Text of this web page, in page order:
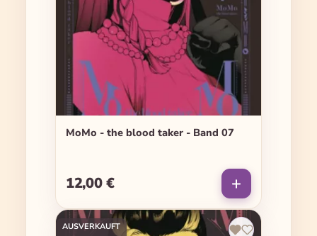
MoMo - the blood taker - Band 07
Regulärer Preis:
12,00 €
AUSVERKAUFT